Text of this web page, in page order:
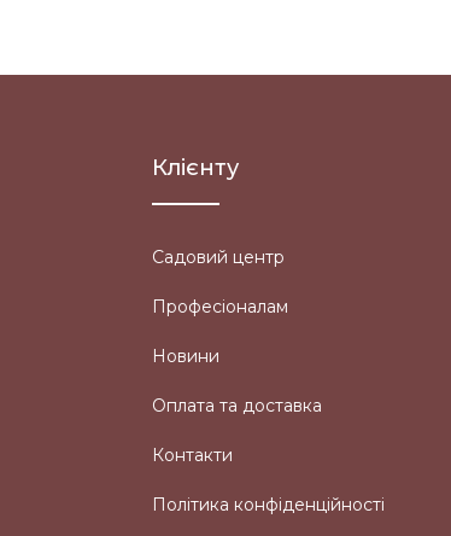
Клієнту
Садовий центр
Професіоналам
Новини
Оплата та доставка
Контакти
Політика конфіденційності